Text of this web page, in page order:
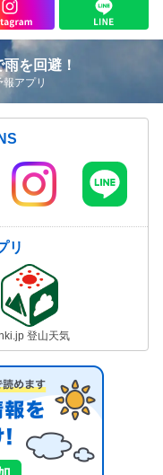
を回避！
アプリ
リ
登山天気